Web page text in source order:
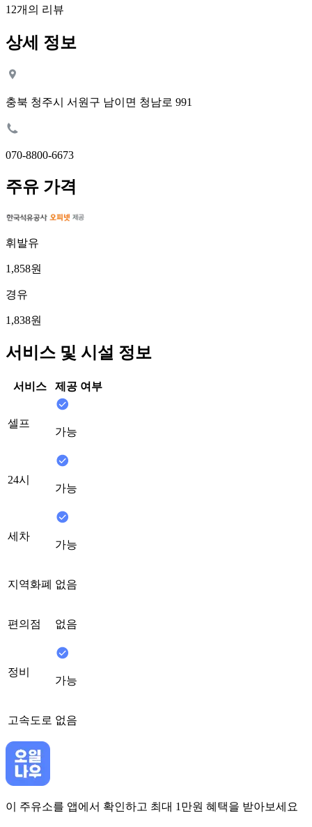
12개의 리뷰
상세 정보
충북 청주시 서원구 남이면 청남로 991
070-8800-6673
주유 가격
휘발유
1,858원
경유
1,838원
서비스 및 시설 정보
서비스 제공 여부
셀프
가능
24시
가능
세차
가능
지역화폐 없음
편의점 없음
정비
가능
고속도로 없음
이 주유소를 앱에서 확인하고 최대 1만원 혜택을 받아보세요